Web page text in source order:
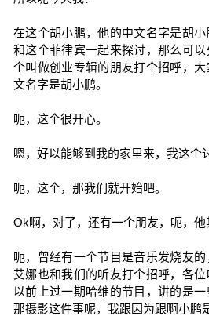
在这个胡小鹏，他的中文名字是胡小
和这个菲律宾一起来探讨，那么可
个叫做创业专辑的朋友打个招呼，
文名字是胡小鹏。
呃，这个很开心。
嗯，好以能够到我的家里来，我这个
呃，这个，那我们就开始吧。
Ok啊，对了，还有一个朋友，呃，他
呃，曾经有一个节目是音乐发烧友
艾娜也和我们的听友打个招呼，各
以前上过一期哈维的节目，讲的是一
那摄影这件事呢，我跟因为跟啊小鹏